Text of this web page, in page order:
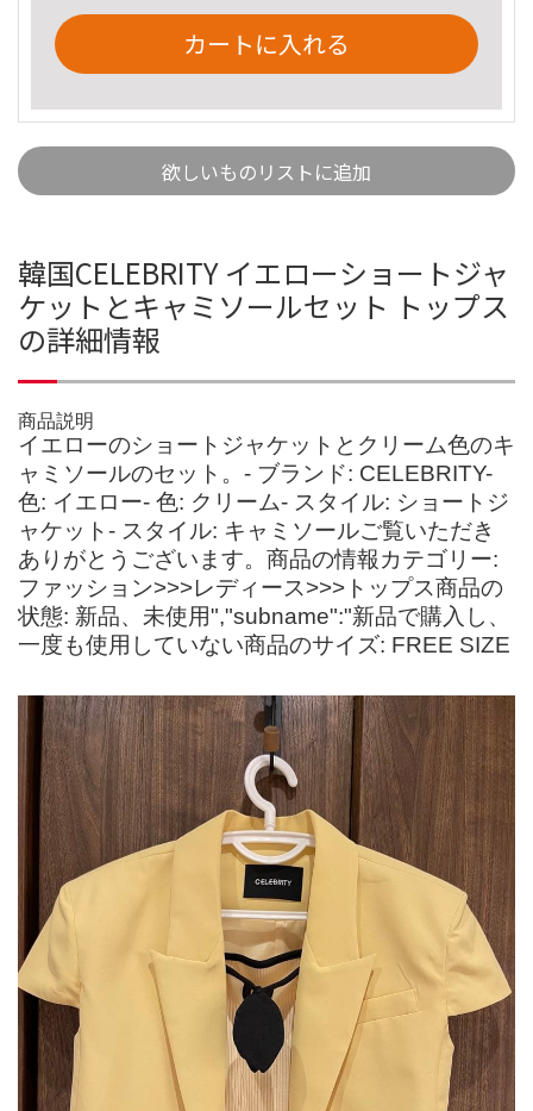
カートに入れる
欲しいものリストに追加
韓国CELEBRITY イエローショートジャ
ケットとキャミソールセット トップス
の詳細情報
商品説明
イエローのショートジャケットとクリーム色のキ
ャミソールのセット。- ブランド: CELEBRITY-
色: イエロー- 色: クリーム- スタイル: ショートジ
ャケット- スタイル: キャミソールご覧いただき
ありがとうございます。商品の情報カテゴリー:
ファッション>>>レディース>>>トップス商品の
状態: 新品、未使用","subname":"新品で購入し、
一度も使用していない商品のサイズ: FREE SIZE